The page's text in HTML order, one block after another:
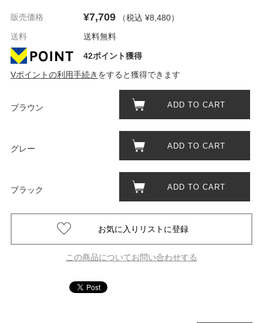
販売価格 ¥7,709 （税込 ¥8,480）
送料
送料無料
42ポイント獲得
Vポイントの利用手続き をすると獲得できます
ブラウン ADD TO CART
グレー ADD TO CART
ブラック ADD TO CART
この商品についてお問い合わせする